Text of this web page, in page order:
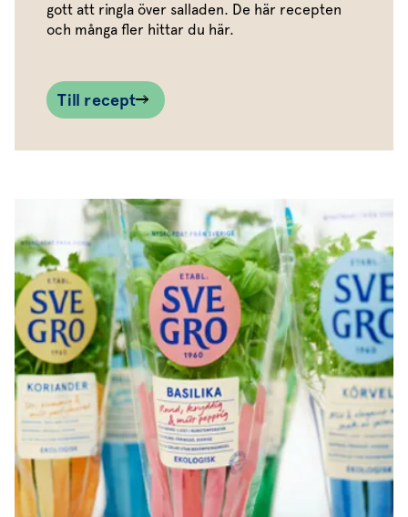
gott att ringla över salladen. De här recepten
och många fler hittar du här.
Till recept